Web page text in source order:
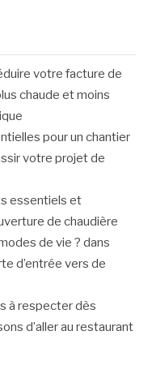
votre facture de
chaude et moins
pour un chantier
votre projet de
essentiels et
de chaudière
de vie ? dans
d’entrée vers de
à respecter dès
d’aller au restaurant